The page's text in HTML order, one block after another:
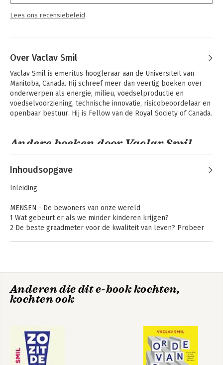
beeldend schrijft over getallen als hij.' - The Guardian
Lees ons recensiebeleid
Over Vaclav Smil
Vaclav Smil is emeritus hoogleraar aan de Universiteit van
Manitoba, Canada. Hij schreef meer dan veertig boeken over
onderwerpen als energie, milieu, voedselproductie en
voedselvoorziening, technische innovatie, risicobeoordelaar en
openbaar bestuur. Hij is Fellow van de Royal Society of Canada.
Andere boeken door Vaclav Smil
Inhoudsopgave
Inleiding
MENSEN - De bewoners van onze wereld
1 Wat gebeurt er als we minder kinderen krijgen?
2 De beste graadmeter voor de kwaliteit van leven? Probeer
6 Heeft de levensverwachting eindelijk haar piek bereikt?
7 Hoe zweten de jacht bevorderde
9 Waarom werkloosheidscijfers niet het hele verhaal vertellen
10 Wat maak mensen gelukkig?
11 De opkomst van megasteden
Anderen die dit e-book kochten,
kochten ook